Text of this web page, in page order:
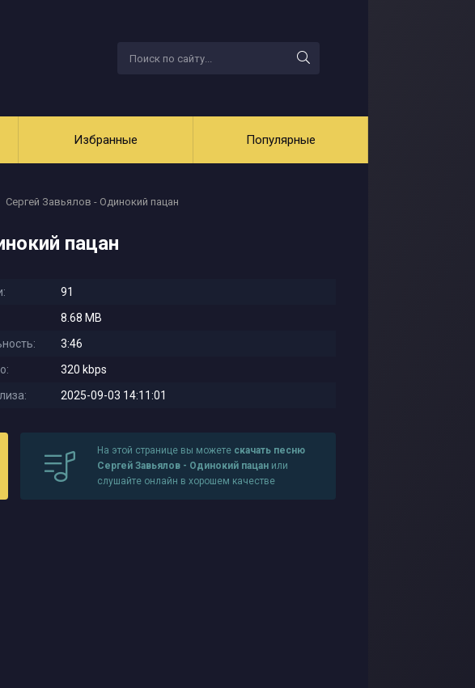
Избранные Популярные
Сергей Завьялов - Одинокий пацан
пацан
91
8.68 MB
3:46
320 kbps
2025-09-03 14:11:01
На этой странице вы можете скачать песню
Сергей Завьялов - Одинокий пацан или
слушайте онлайн в хорошем качестве